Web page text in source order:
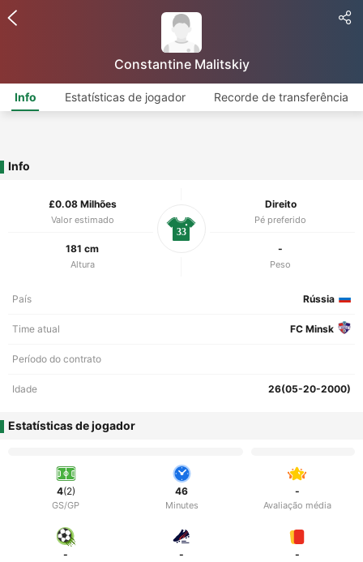
Constantine Malitskiy
Info Estatísticas de jogador Recorde de transferência
Info
£0.08 Milhões
Valor estimado
Direito
Pé preferido
181 cm
Altura
-
Peso
33
País Rússia
Time atual FC Minsk
Período do contrato
Idade 26(05-20-2000)
Estatísticas de jogador
4(2)
GS/GP
46
Minutes
-
Avaliação média
- - -